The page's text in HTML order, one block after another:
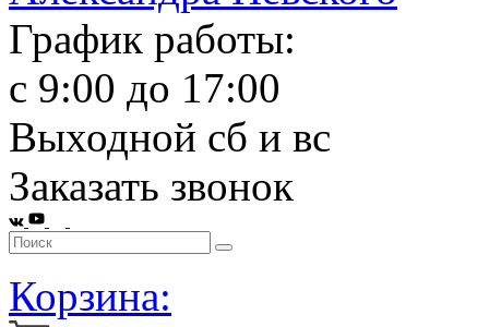
График работы:
с 9:00 до 17:00
Выходной сб и вс
Заказать звонок
Корзина: